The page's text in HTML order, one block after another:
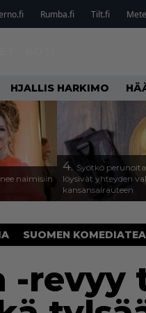
Rumba.fi Tilt.fi
HJALLIS HARKIMO
naimisiin
4. Syötkö
löysivät yhteyden
kansansairauteen
SUOMEN
-revyy